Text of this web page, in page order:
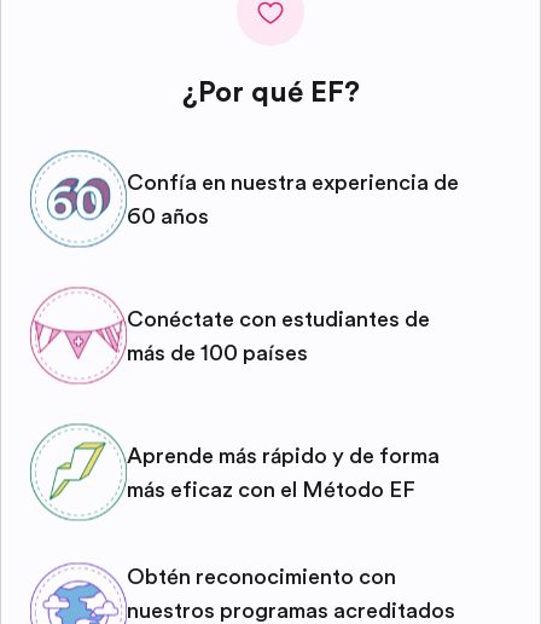
¿Por qué EF?
Confía en nuestra experiencia de
60 años
Conéctate con estudiantes de
más de 100 países
Aprende más rápido y de forma
más eficaz con el Método EF
Obtén reconocimiento con
nuestros programas acreditados